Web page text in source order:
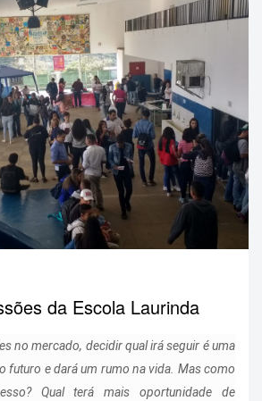
da Escola Laurinda
no mercado, decidir qual irá seguir é uma
futuro e dará um rumo na vida. Mas como
Qual terá mais oportunidade de